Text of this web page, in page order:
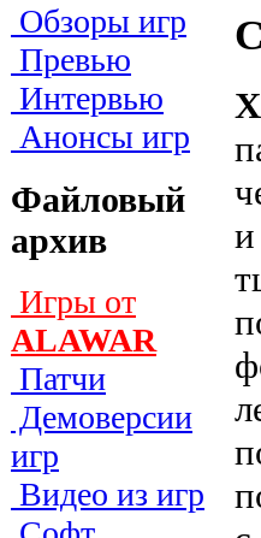
Обзоры игр
Превью
Интервью
Анонсы игр
Файловый
архив
Игры от
ALAWAR
Патчи
Демоверсии
игр
Видео из игр